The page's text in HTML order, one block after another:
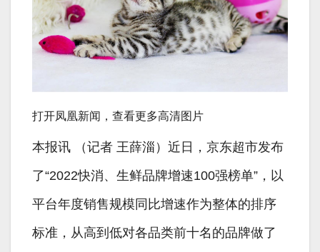
打开凤凰新闻，查看更多高清图片
本报讯 （记者 王薛淄）近日，京东超市发布
了“2022快消、生鲜品牌增速100强榜单”，以
平台年度销售规模同比增速作为整体的排序
标准，从高到低对各品类前十名的品牌做了